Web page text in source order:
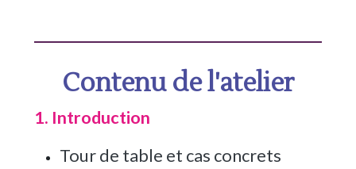
Contenu de l'atelier
1. Introduction
Tour de table et cas concrets